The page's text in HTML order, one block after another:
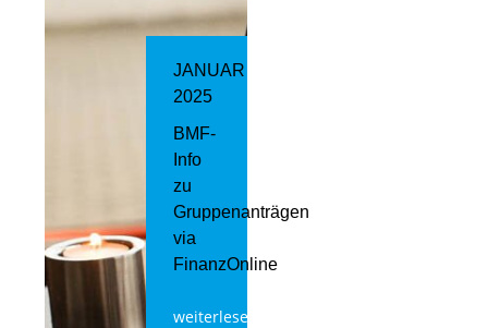
JANUAR
2025
BMF-
Info
zu
Gruppenanträgen
via
FinanzOnline
weiterlesen